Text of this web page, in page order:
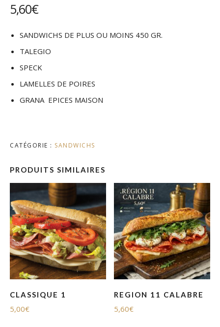
5,60€
SANDWICHS DE PLUS OU MOINS 450 GR.
TALEGIO
SPECK
LAMELLES DE POIRES
GRANA EPICES MAISON
CATÉGORIE : SANDWICHS
PRODUITS SIMILAIRES
CLASSIQUE 1
5,00€
REGION 11 CALABRE
5,60€